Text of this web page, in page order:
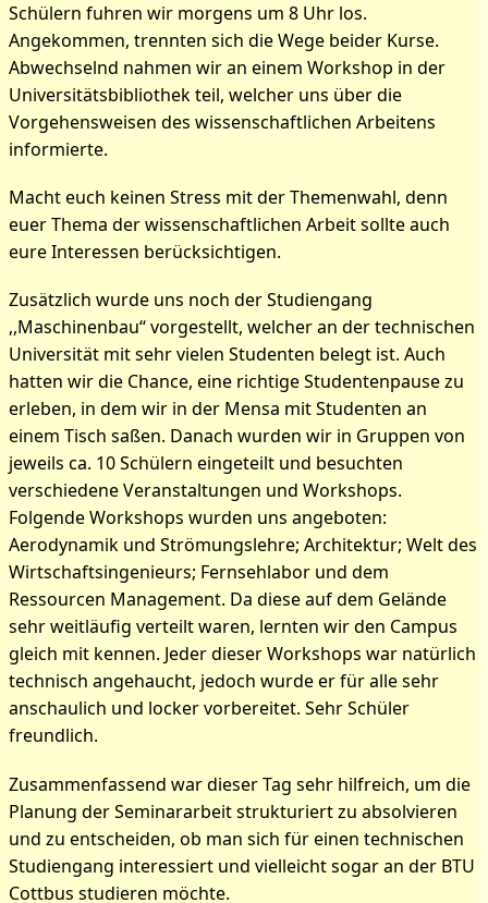
Schülern fuhren wir morgens um 8 Uhr los.
Angekommen, trennten sich die Wege beider Kurse.
Abwechselnd nahmen wir an einem Workshop in der
Universitätsbibliothek teil, welcher uns über die
Vorgehensweisen des wissenschaftlichen Arbeitens
informierte.
Macht euch keinen Stress mit der Themenwahl, denn
euer Thema der wissenschaftlichen Arbeit sollte auch
eure Interessen berücksichtigen.
Zusätzlich wurde uns noch der Studiengang
,,Maschinenbau‘‘ vorgestellt, welcher an der technischen
Universität mit sehr vielen Studenten belegt ist. Auch
hatten wir die Chance, eine richtige Studentenpause zu
erleben, in dem wir in der Mensa mit Studenten an
einem Tisch saßen. Danach wurden wir in Gruppen von
jeweils ca. 10 Schülern eingeteilt und besuchten
verschiedene Veranstaltungen und Workshops.
Folgende Workshops wurden uns angeboten:
Aerodynamik und Strömungslehre; Architektur; Welt des
Wirtschaftsingenieurs; Fernsehlabor und dem
Ressourcen Management. Da diese auf dem Gelände
sehr weitläufig verteilt waren, lernten wir den Campus
gleich mit kennen. Jeder dieser Workshops war natürlich
technisch angehaucht, jedoch wurde er für alle sehr
anschaulich und locker vorbereitet. Sehr Schüler
freundlich.
Zusammenfassend war dieser Tag sehr hilfreich, um die
Planung der Seminararbeit strukturiert zu absolvieren
und zu entscheiden, ob man sich für einen technischen
Studiengang interessiert und vielleicht sogar an der BTU
Cottbus studieren möchte.
Bilder zum Artikel: Ein Tag
Student sein!